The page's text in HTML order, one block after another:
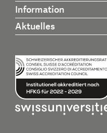
Information
Aktuelles